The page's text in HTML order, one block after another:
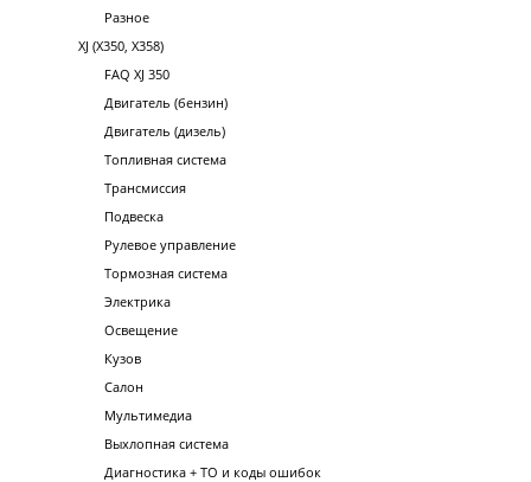
Разное
XJ (X350, X358)
FAQ XJ 350
Двигатель (бензин)
Двигатель (дизель)
Топливная система
Трансмиссия
Подвеска
Рулевое управление
Тормозная система
Электрика
Освещение
Кузов
Салон
Мультимедиа
Выхлопная система
Диагностика + ТО и коды ошибок